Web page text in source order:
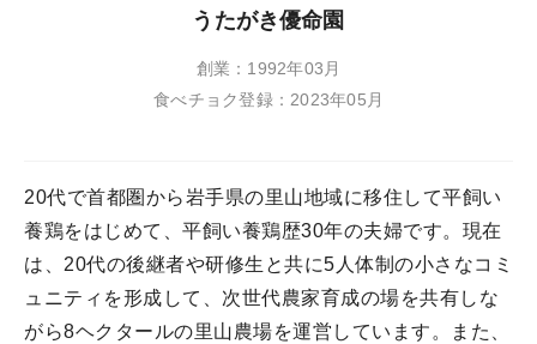
うたがき優命園
創業：1992年03月
食べチョク登録：2023年05月
20代で首都圏から岩手県の里山地域に移住して平飼い
養鶏をはじめて、平飼い養鶏歴30年の夫婦です。現在
は、20代の後継者や研修生と共に5人体制の小さなコミ
ュニティを形成して、次世代農家育成の場を共有しな
がら8ヘクタールの里山農場を運営しています。また、